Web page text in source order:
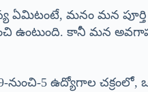
మనం మన పూర్తి
ఉంటుంది. కానీ మన
5 ఉద్యోగాల చక్రంలో,